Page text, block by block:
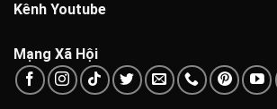
Kênh Youtube
Mạng Xã Hội